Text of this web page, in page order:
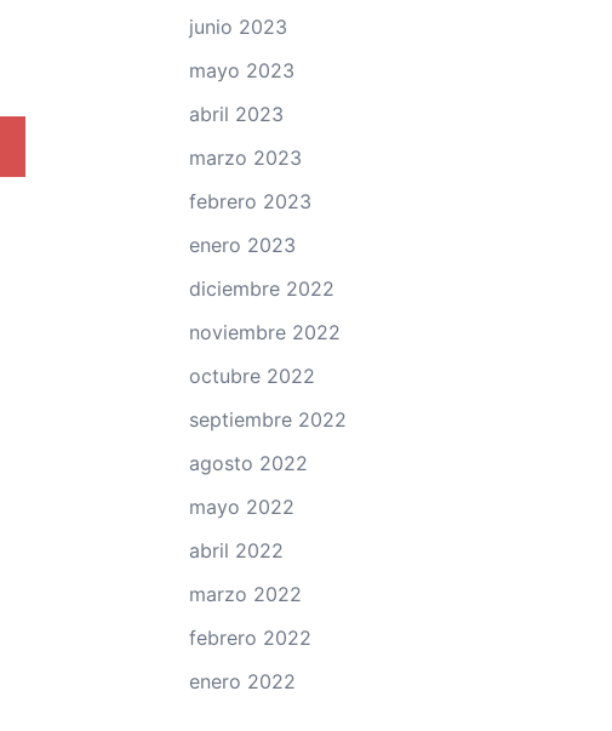
junio 2023
mayo 2023
abril 2023
marzo 2023
febrero 2023
enero 2023
diciembre 2022
noviembre 2022
octubre 2022
septiembre 2022
agosto 2022
mayo 2022
abril 2022
marzo 2022
febrero 2022
enero 2022